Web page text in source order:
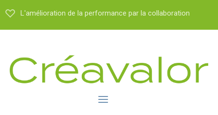
L'amélioration de la performance par la collaboration